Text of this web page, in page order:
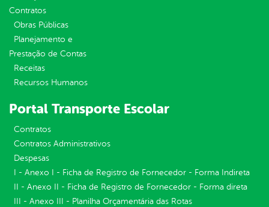
Contratos
Obras Públicas
Planejamento e
Prestação de Contas
Receitas
Recursos Humanos
Portal Transporte Escolar
Contratos
Contratos Administrativos
Despesas
I - Anexo I - Ficha de Registro de Fornecedor - Forma Indireta
II - Anexo II - Ficha de Registro de Fornecedor - Forma direta
III - Anexo III - Planilha Orçamentária das Rotas